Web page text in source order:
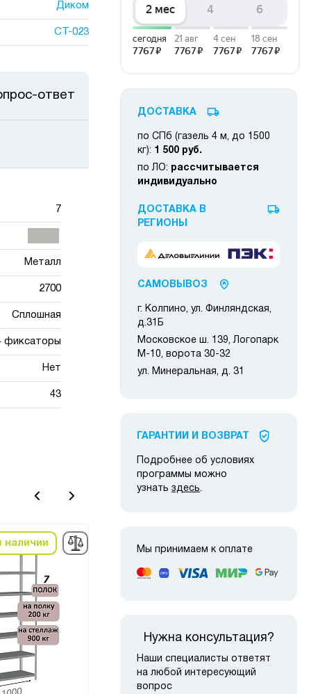
Диком
СТ-023
7
Металл
2700
Сплошная
фиксаторы
Нет
43
ответ
наличии
ДОСТАВКА
по СПб (газель 4 м, до 1500
кг): 1 500 руб.
по ЛО: рассчитывается
индивидуально
ДОСТАВКА В
РЕГИОНЫ
САМОВЫВОЗ
г. Колпино, ул. Финляндская,
д.31Б
Московское ш. 139, Логопарк
М-10, ворота 30-32
ул. Минеральная, д. 31
ГАРАНТИИ И ВОЗВРАТ
Подробнее об условиях
программы можно
узнать здесь.
Мы принимаем к оплате
Нужна консультация?
Наши специалисты ответят
на любой интересующий
вопрос